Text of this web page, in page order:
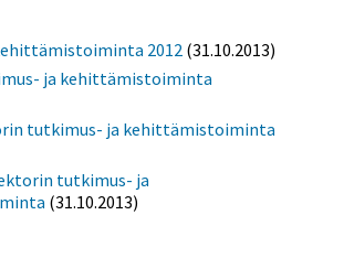
2012 (31.10.2013)
ja kehittämistoiminta
tutkimus- ja kehittämistoiminta
tutkimus- ja
(31.10.2013)